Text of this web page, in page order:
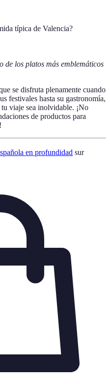
típica de Valencia?
de los platos más emblemáticos
se disfruta plenamente cuando
festivales hasta su gastronomía,
viaje sea inolvidable. ¡No
de productos para
en profundidad sur